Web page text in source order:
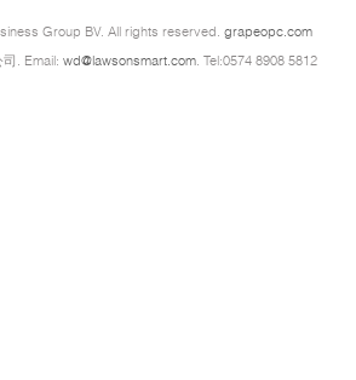
Group BV. All rights reserved. grapeopc.com
. Email: wd@lawsonsmart.com . Tel:0574 8908 5812